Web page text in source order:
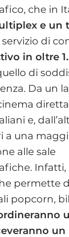
che in
e un
servizio di
in oltre
di
Da un
e,
a una
alle sale
Infatti,
permette
popcorn,
un